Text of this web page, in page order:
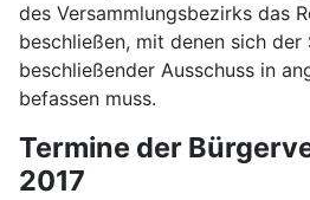
des Versammlungsbezirks das
beschließen, mit denen sich
beschließender Ausschuss in
befassen muss.
Termine der
2017